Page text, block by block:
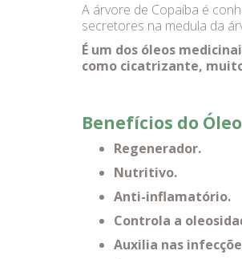
A árvore de Copaíba é
secretores na medula da
É um dos óleos
como cicatrizante,
Benefícios do
Regenerador.
Nutritivo.
Anti-inflamatório.
Controla a
Auxilia nas